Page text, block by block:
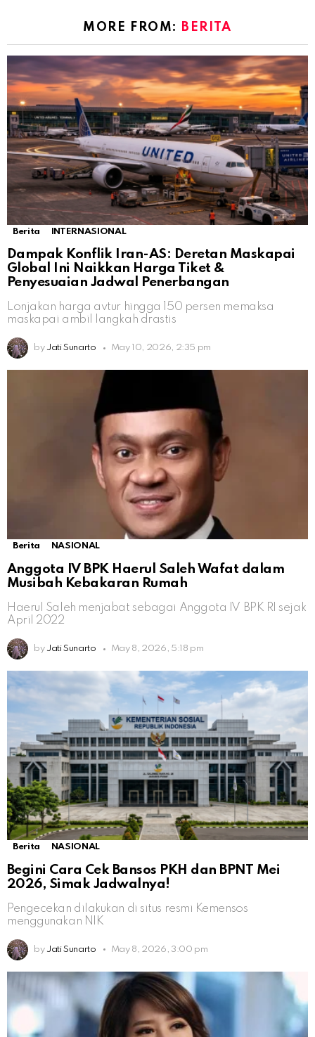
MORE FROM: BERITA
Berita INTERNASIONAL
Dampak Konflik Iran-AS: Deretan Maskapai
Global Ini Naikkan Harga Tiket &
Penyesuaian Jadwal Penerbangan
Lonjakan harga avtur hingga 150 persen memaksa
maskapai ambil langkah drastis
by Jati Sunarto May 10, 2026, 2:35 pm
Berita NASIONAL
Anggota IV BPK Haerul Saleh Wafat dalam
Musibah Kebakaran Rumah
Haerul Saleh menjabat sebagai Anggota IV BPK RI sejak
April 2022
by Jati Sunarto May 8, 2026, 5:18 pm
Berita NASIONAL
Begini Cara Cek Bansos PKH dan BPNT Mei
2026, Simak Jadwalnya!
Pengecekan dilakukan di situs resmi Kemensos
menggunakan NIK
by Jati Sunarto May 8, 2026, 3:00 pm